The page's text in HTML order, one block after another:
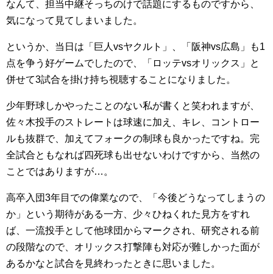
なんて、担当中継そっちのけで話題にするものですから、
気になって見てしまいました。
というか、当日は「巨人vsヤクルト」、「阪神vs広島」も1
点を争う好ゲームでしたので、「ロッテvsオリックス」と
併せて3試合を掛け持ち視聴することになりました。
少年野球しかやったことのない私が書くと笑われますが、
佐々木投手のストレートは球速に加え、キレ、コントロー
ルも抜群で、加えてフォークの制球も良かったですね。完
全試合ともなれば四死球も出せないわけですから、当然の
ことではありますが…。
高卒入団3年目での偉業なので、「今後どうなってしまうの
か」という期待がある一方、少々ひねくれた見方をすれ
ば、一流投手として他球団からマークされ、研究される前
の段階なので、オリックス打撃陣も対応が難しかった面が
あるかなと試合を見終わったときに思いました。